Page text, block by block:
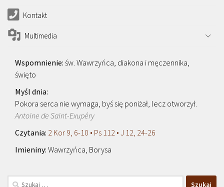
Kontakt
Multimedia
św. Wawrzyńca, diakona i męczennika,
święto
Pokora serca nie wymaga, byś się poniżał, lecz otworzył.
Antoine de Saint-Exupéry
2 Kor 9, 6-10 • Ps 112 • J 12, 24-26
Wawrzyńca, Borysa
Szukaj: